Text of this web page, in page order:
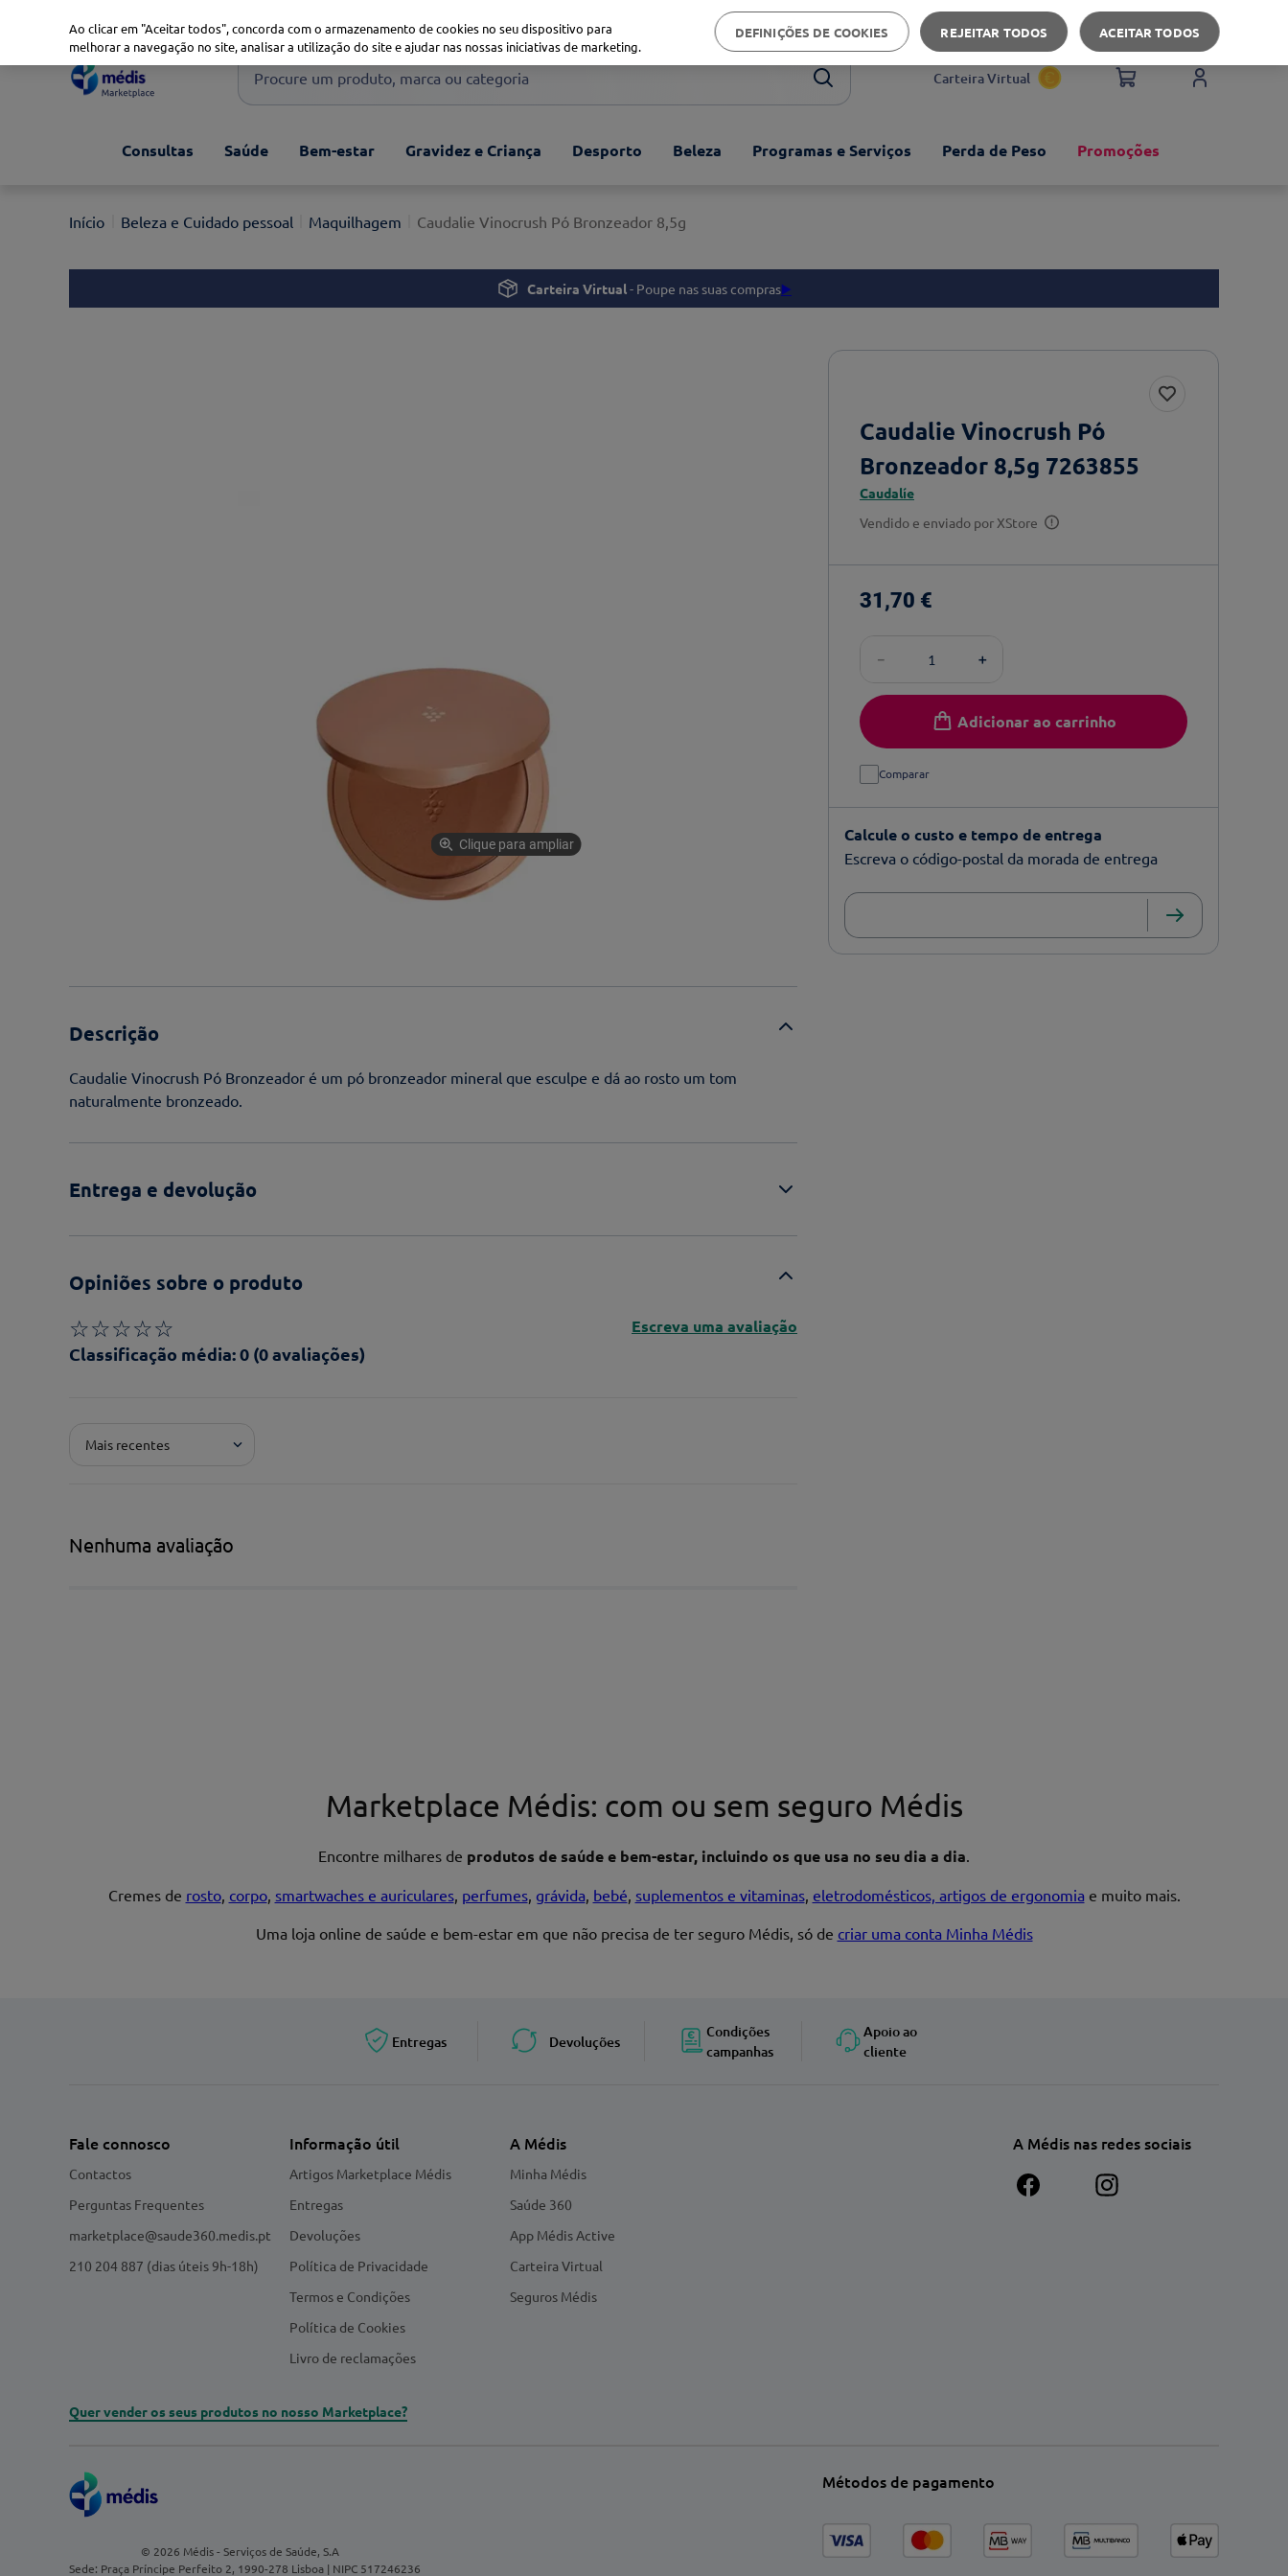
Apoio ao cliente
Procure um produto, marca ou categoria
1º xiaomi
3º now
Carteira Virtual
Consultas Saúde Bem-estar Gravidez e Criança Desporto Beleza Programas e Serviços Perda de Peso Promoções
Beleza e Cuidado pessoal Maquilhagem Caudalie Vinocrush Pó Bronzeador 8,5g
Carteira Virtual- Poupe nas suas compras▶️
Clique para ampliar
Descrição
Caudalie Vinocrush Pó Bronzeador é um pó bronzeador mineral que esculpe e dá ao rosto um tom
naturalmente bronzeado.
Entrega e devolução
Opiniões sobre o produto
☆☆☆☆☆
Classificação média: 0 (0 avaliações)
Escreva uma avaliação
Pontuação*
Mais recentes
Nenhuma avaliação
Caudalie Vinocrush Pó
Bronzeador 8,5g 7263855
Caudalíe
Vendido e enviado por XStore
31 ,70 €
＋
－
Adicionar ao carrinho
Comparar
Calcule o custo e tempo de entrega
Escreva o código-postal da morada de entrega
Marketplace Médis: com ou sem seguro Médis
Encontre milhares de produtos de saúde e bem-estar, incluindo os que usa no seu dia a dia.
Cremes de rosto, corpo, smartwaches e auriculares, perfumes, grávida, bebé, suplementos e vitaminas, eletrodomésticos, artigos de ergonomia e muito mais.
Uma loja online de saúde e bem-estar em que não precisa de ter seguro Médis, só de criar uma conta Minha Médis
Entregas Devoluções
Condições
campanhas
Apoio ao
cliente
Fale connosco
Contactos
Perguntas Frequentes
marketplace@saude360.medis.pt
210 204 887 (dias úteis 9h-18h)
Informação útil
Artigos Marketplace Médis
Entregas
Devoluções
Política de Privacidade
Termos e Condições
Política de Cookies
Livro de reclamações
A Médis
Minha Médis
Saúde 360
App Médis Active
Carteira Virtual
Seguros Médis
A Médis nas redes sociais
Quer vender os seus produtos no nosso Marketplace?
© 2026 Médis - Serviços de Saúde, S.A
Sede: Praça Príncipe Perfeito 2, 1990-278 Lisboa | NIPC 517246236
Métodos de pagamento
Ao clicar em "Aceitar todos", concorda com o armazenamento de cookies no seu dispositivo para
melhorar a navegação no site, analisar a utilização do site e ajudar nas nossas iniciativas de marketing.
DEFINIÇÕES DE COOKIES REJEITAR TODOS ACEITAR TODOS